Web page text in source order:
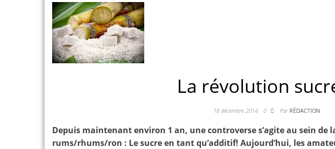
La révolution
18 décembre 2014 0 Par RÉDACTION
Depuis maintenant environ 1 an, une controverse s’agite au sein de
rums/rhums/ron : Le sucre en tant qu’additif! Aujourd’hui, les